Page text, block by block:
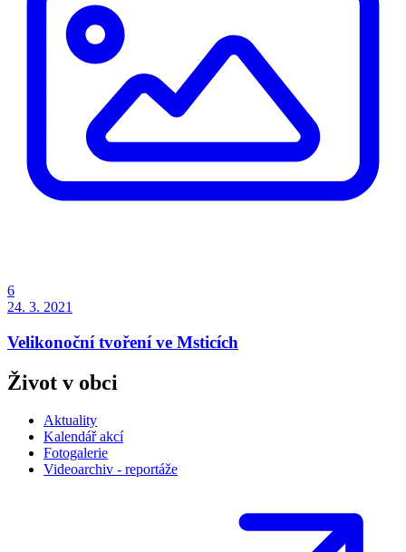
6
24. 3. 2021
Velikonoční tvoření ve Msticích
Život v obci
Aktuality
Kalendář akcí
Fotogalerie
Videoarchiv - reportáže